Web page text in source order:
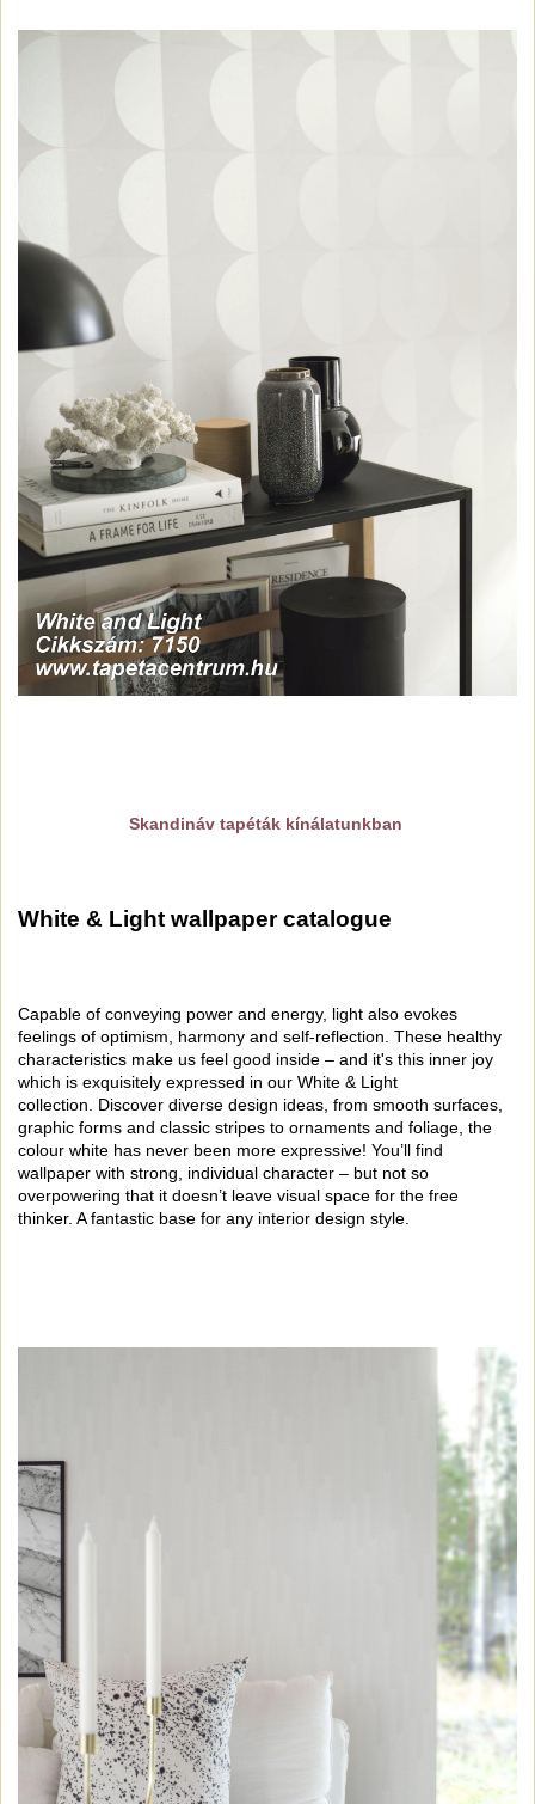
Skandináv tapéták kínálatunkban
White & Light wallpaper catalogue
Capable of conveying power and energy, light also evokes
feelings of optimism, harmony and self-reflection. These healthy
characteristics make us feel good inside – and it's this inner joy
which is exquisitely expressed in our White & Light
collection. Discover diverse design ideas, from smooth surfaces,
graphic forms and classic stripes to ornaments and foliage, the
colour white has never been more expressive! You’ll find
wallpaper with strong, individual character – but not so
overpowering that it doesn’t leave visual space for the free
thinker. A fantastic base for any interior design style.